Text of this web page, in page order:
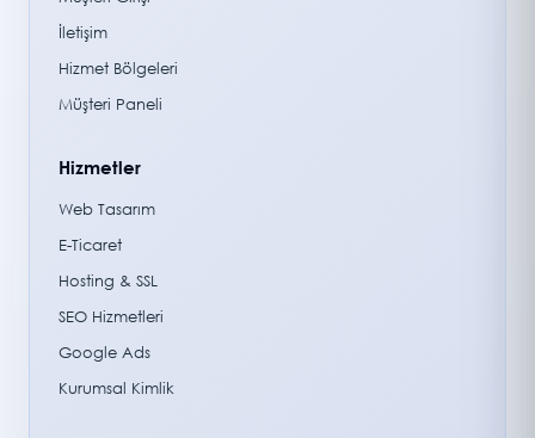
İletişim
Hizmet Bölgeleri
Müşteri Paneli
Hizmetler
Web Tasarım
E-Ticaret
Hosting & SSL
SEO Hizmetleri
Google Ads
Kurumsal Kimlik